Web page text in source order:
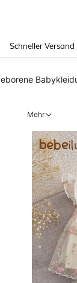
Schneller Versand
Mehr